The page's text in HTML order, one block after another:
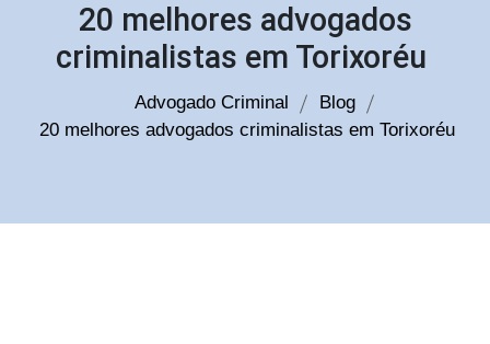
20 melhores advogados
criminalistas em Torixoréu
Advogado Criminal
Blog
20 melhores advogados criminalistas em Torixoréu